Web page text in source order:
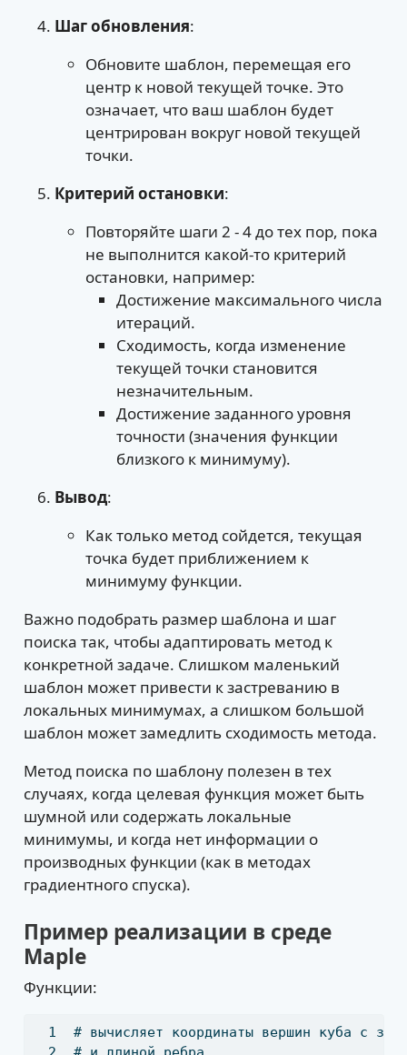
Шаг обновления:
Обновите шаблон, перемещая его
центр к новой текущей точке. Это
означает, что ваш шаблон будет
центрирован вокруг новой текущей
точки.
Критерий остановки:
Повторяйте шаги 2 - 4 до тех пор, пока
не выполнится какой-то критерий
остановки, например:
Достижение максимального числа
итераций.
Сходимость, когда изменение
текущей точки становится
незначительным.
Достижение заданного уровня
точности (значения функции
близкого к минимуму).
Вывод:
Как только метод сойдется, текущая
точка будет приближением к
минимуму функции.
Важно подобрать размер шаблона и шаг
поиска так, чтобы адаптировать метод к
конкретной задаче. Слишком маленький
шаблон может привести к застреванию в
локальных минимумах, а слишком большой
шаблон может замедлить сходимость метода.
Метод поиска по шаблону полезен в тех
случаях, когда целевая функция может быть
шумной или содержать локальные
минимумы, и когда нет информации о
производных функции (как в методах
градиентного спуска).
Пример реализации в среде
Maple
Функции:
# вычисляет координаты вершин куба с